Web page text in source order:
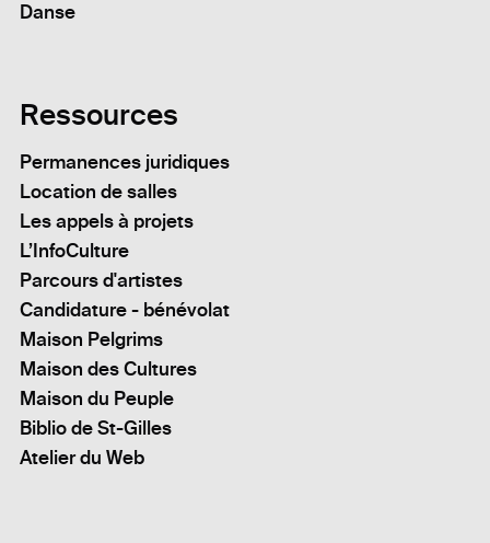
Danse
Ressources
Permanences juridiques
Location de salles
Les appels à projets
L’InfoCulture
Parcours d'artistes
Candidature - bénévolat
Maison Pelgrims
Maison des Cultures
Maison du Peuple
Biblio de St-Gilles
Atelier du Web